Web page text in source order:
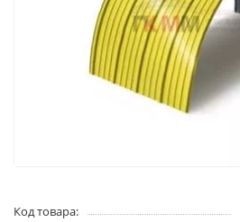
Код товара: